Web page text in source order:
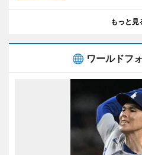
もっと見
ワールドフ